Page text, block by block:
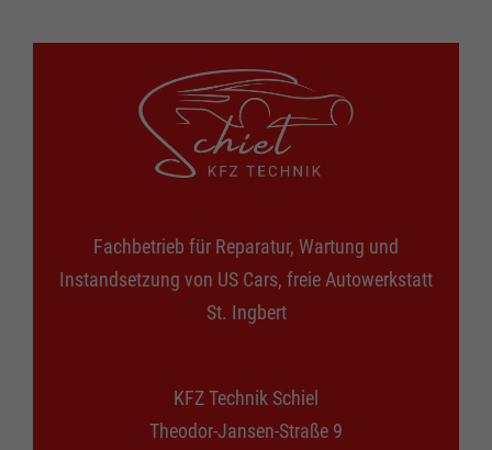
Fachbetrieb für Reparatur, Wartung und
Instandsetzung von US Cars, freie Autowerkstatt
St. Ingbert
KFZ Technik Schiel
Theodor-Jansen-Straße 9